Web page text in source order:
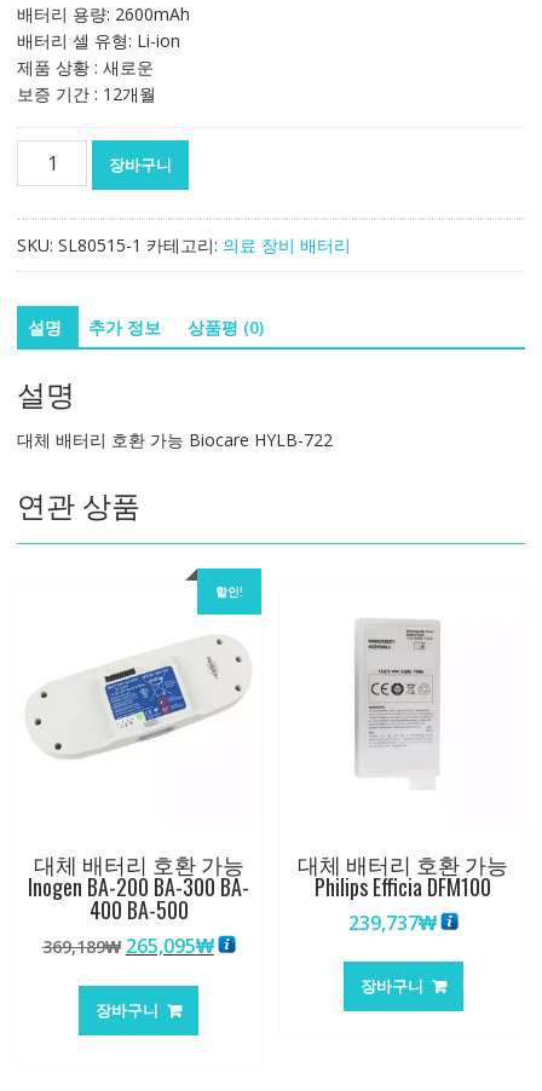
배터리 용량: 2600mAh
배터리 셀 유형: Li-ion
제품 상황 : 새로운
보증 기간 : 12개월
리
환
가
Biocare
HYLB-
722
량
장바구니
SKU: SL80515-1 카테고리: 의료 장비 배터리
설명 추가 정보 상품평 (0)
설명
대체 배터리 호환 가능 Biocare HYLB-722
연관 상품
할인!
대체 배터리 호환 가능
Inogen BA-200 BA-300 BA-
400 BA-500
369,189₩ 원
가
격:
265,095₩현
장바구니
대체 배터리 호환 가능
Philips Efficia DFM100
239,737₩
장바구니